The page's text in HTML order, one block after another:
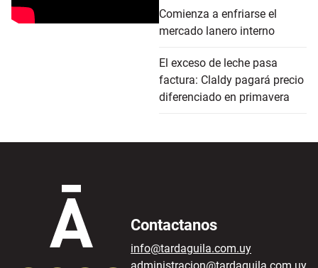
Comienza a enfriarse el
mercado lanero interno
El exceso de leche pasa
factura: Claldy pagará precio
diferenciado en primavera
Contactanos
info@tardaguila.com.uy